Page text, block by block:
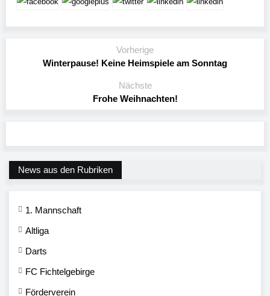
Vorherige
Winterpause! Keine Heimspiele am Sonntag
Nächste
Frohe Weihnachten!
News aus den Rubriken
1. Mannschaft
Altliga
Darts
FC Fichtelgebirge
Förderverein